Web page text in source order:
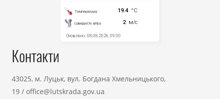
Контакти
43025, м. Луцьк, вул. Богдана Хмельницького,
19 / office@lutskrada.gov.ua